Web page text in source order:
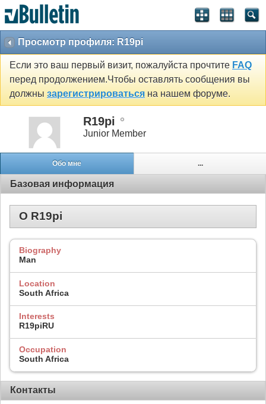
Просмотр профиля: R19pi
Если это ваш первый визит, пожалуйста прочтите FAQ
перед продолжением.Чтобы оставлять сообщения вы
должны зарегистрироваться на нашем форуме.
R19pi
Junior Member
Обо мне ...
Базовая информация
О R19pi
Biography
Man
Location
South Africa
Interests
R19piRU
Occupation
South Africa
Контакты